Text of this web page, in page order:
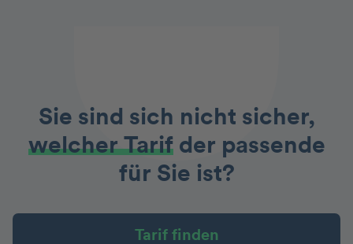
Sie sind sich nicht sicher,
welcher Tarifder passende
für Sie ist?
Tarif finden